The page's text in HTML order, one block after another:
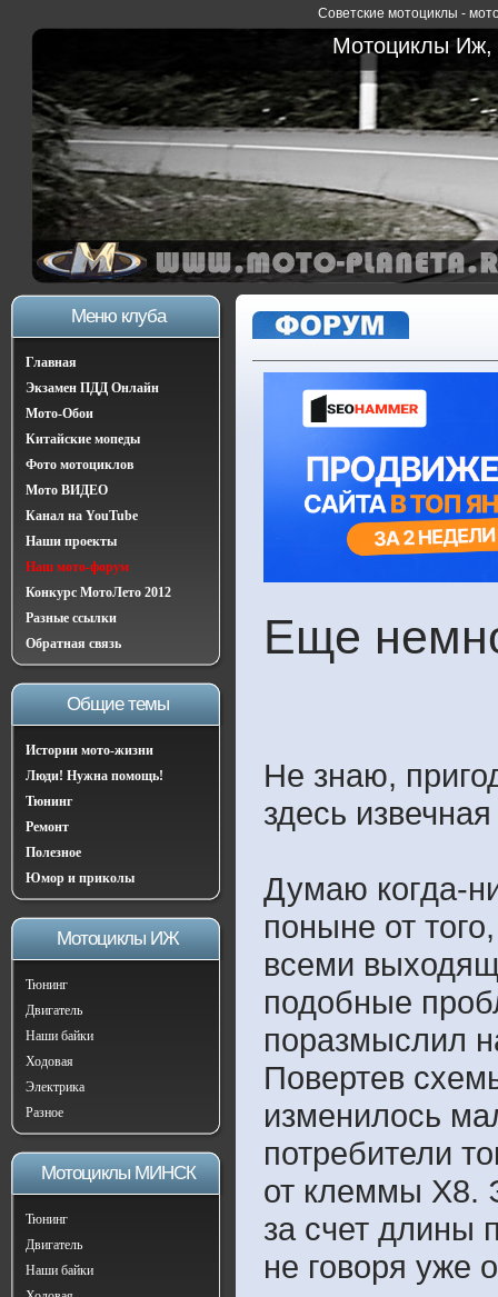
Советские мотоциклы -
Мотоциклы Иж,
Меню клуба
Главная
Экзамен ПДД Онлайн
Мото-Обои
Китайские мопеды
Фото мотоциклов
Мото ВИДЕО
Канал на YouTube
Наши проекты
Наш мото-форум
Конкурс МотоЛето 2012
Разные ссылки
Обратная связь
Общие темы
Истории мото-жизни
Люди! Нужна помощь!
Тюнинг
Ремонт
Полезное
Юмор и приколы
Мотоциклы ИЖ
Тюнинг
Двигатель
Наши байки
Ходовая
Электрика
Разное
Мотоциклы МИНСК
Тюнинг
Двигатель
Наши байки
Еще
Не знаю,
здесь
Думаю когда-
поныне от
всеми
подобные
поразмыслил
Повертев
изменилось
потребители
от клеммы Х8.
за счет длины
не говоря уже